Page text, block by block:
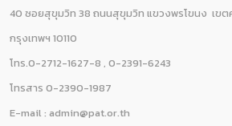
40 ซอยสุขุมวิท 38 ถนนสุขุมวิท แขวงพรโขนง เขต
กรุงเทพฯ 10110
โทร.0-2712-1627-8 , 0-2391-6243
โทรสาร 0-2390-1987
E-mail : admin@pat.or.th